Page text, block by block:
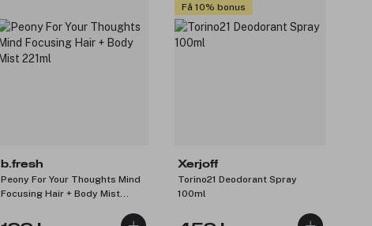
b.fresh
Peony For Your Thoughts Mind
Focusing Hair + Body Mist
Få 10% bonus
Xerjoff
Torino21 Deodorant Spray
100ml